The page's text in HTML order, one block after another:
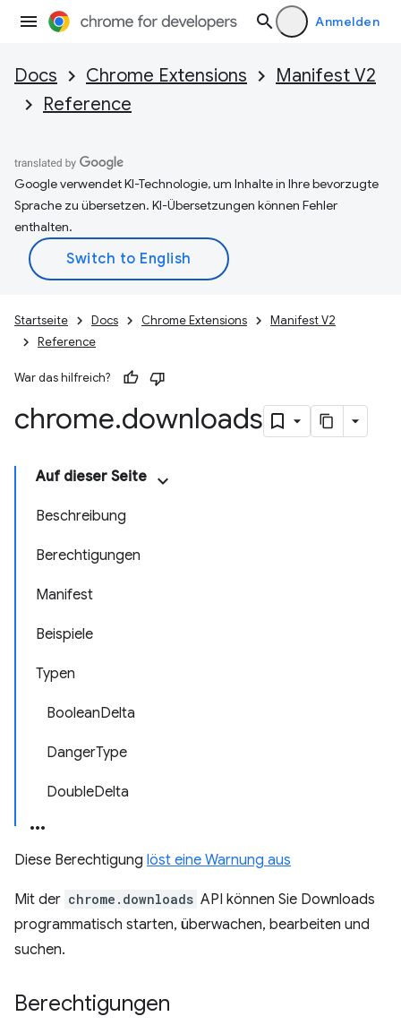
Anmelden
Docs Chrome Extensions
Manifest V2
Reference
Google verwendet KI-Technologie, um Inhalte in Ihre bevorzugte
Sprache zu übersetzen. KI-Übersetzungen können Fehler
enthalten.
Startseite Docs Chrome Extensions
Manifest V2
Reference
War das hilfreich?
chrome.downloads
Auf dieser Seite
Beschreibung
Berechtigungen
Manifest
Beispiele
Typen
BooleanDelta
DangerType
DoubleDelta
Diese Berechtigung löst eine Warnung aus
Mit der chrome.downloads API können Sie Downloads
programmatisch starten, überwachen, bearbeiten und
suchen.
Berechtigungen